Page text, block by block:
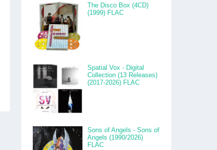
The Disco Box (4CD)
(1999) FLAC
Spatial Vox - Digital
Collection (13 Releases)
(2017-2026) FLAC
Sons of Angels - Sons of
Angels (1990/2026)
FLAC